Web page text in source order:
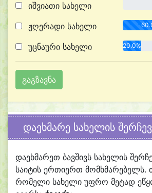
იშვიათი სახელი
ჟღერადი სახელი
უცნაური სახელი 20.0%
დაეხმარე სახელის
დაეხმარეთ ბავშივს სახელის
საიტის ერთიერთ მომხმარებელს.
რომელი სახელი უფრო მეტად